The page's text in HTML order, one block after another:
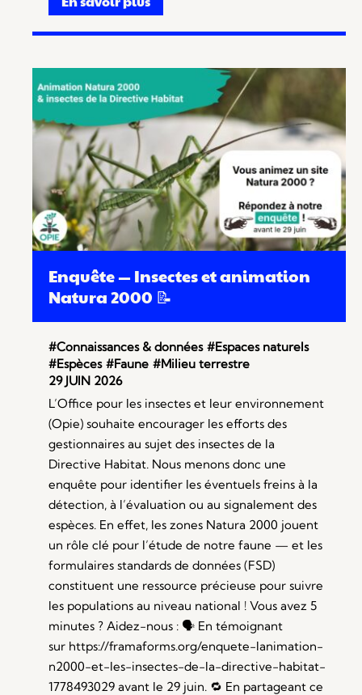
Enquête — Insectes et animation
Natura 2000 📝
#Connaissances & données #Espaces naturels
#Espèces #Faune #Milieu terrestre
29 JUIN 2026
L’Office pour les insectes et leur environnement
(Opie) souhaite encourager les efforts des
gestionnaires au sujet des insectes de la
Directive Habitat. Nous menons donc une
enquête pour identifier les éventuels freins à la
détection, à l’évaluation ou au signalement des
espèces. En effet, les zones Natura 2000 jouent
un rôle clé pour l’étude de notre faune — et les
formulaires standards de données (FSD)
constituent une ressource précieuse pour suivre
les populations au niveau national ! Vous avez 5
minutes ? Aidez-nous : 🗣️ En témoignant
sur https://framaforms.org/enquete-lanimation-
n2000-et-les-insectes-de-la-directive-habitat-
1778493029 avant le 29 juin. 🔁 En partageant ce